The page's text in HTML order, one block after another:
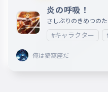
炎の呼吸！
さしぶりのきめつの
#キャラクター
俺は猗窩座だ